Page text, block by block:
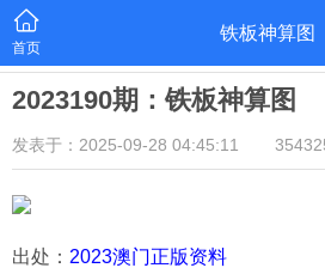
首页
铁板神算图
2023190期：铁板神算图
发表于：2025-09-28 04:45:11
出处： 2023澳门正版资料